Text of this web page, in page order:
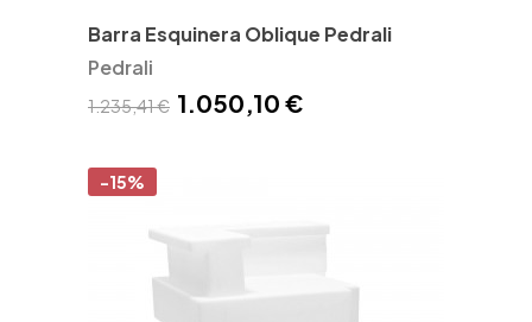
Barra Esquinera Oblique Pedrali
Pedrali
1.235,41 € 1.050,10 €
-15%